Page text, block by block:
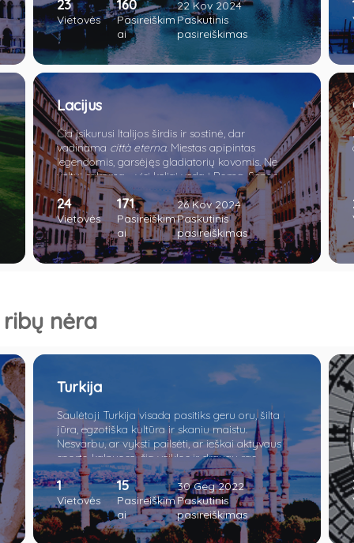
nesuglumkite pasijutę lyg Austrijoje. Verčiau
paskanaukite šviežios polentos bei obuolių
štrudelio.
23
Vietovės
160
Pasireiškim
ai
22 Kov 2024
Paskutinis
pasireiškimas
Lacijus
Čia įsikurusi Italijos širdis ir sostinė, dar
vadinama città eterna. Miestas apipintas
legendomis, garsėjęs gladiatorių kovomis. Ne
veltui sakoma - visi keliai veda į Romą. Senos
tradicijos ir turtinga istorinė praeitis paliko Italijai
daugybę meno ir architektūros lobių. „Amžinasis
miestas“ lyg magnetas traukia keliautojus iš viso
pasaulio. Vieni jį dievina, kiti keikia, tačiau vienaip
ar kitaip miestas nelieka nepastebėtas.
24
Vietovės
171
Pasireiškim
ai
26 Kov 2024
Paskutinis
pasireiškimas
nėra
Turkija
Saulėtoji Turkija visada pasitiks geru oru, šilta
jūra, egzotiška kultūra ir skaniu maistu.
Nesvarbu, ar vyksti pailsėti, ar ieškai aktyvaus
sporto kalnuose, čia veiklos ir draugų ras
kiekvienas.
1
Vietovės
15
Pasireiškim
ai
30 Geg 2022
Paskutinis
pasireiškimas